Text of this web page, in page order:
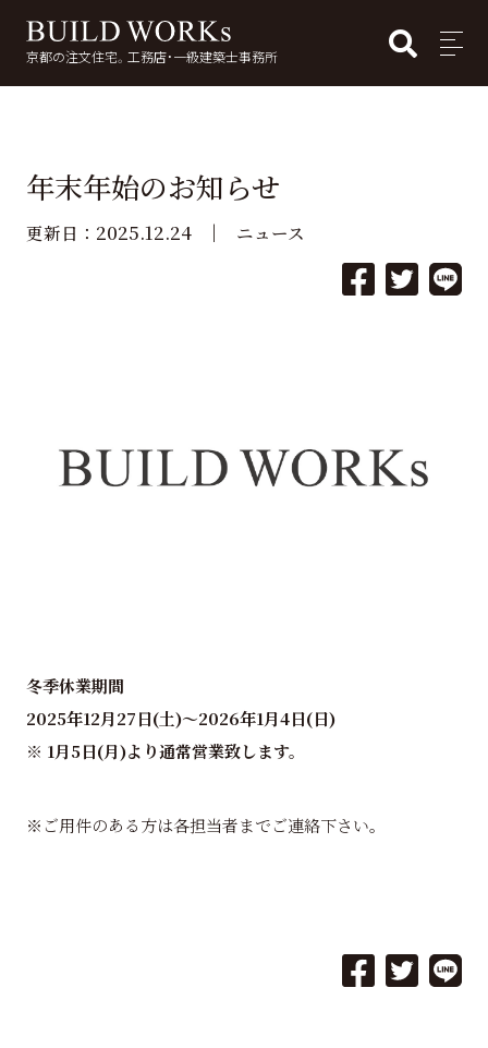
京都の注文住宅。工務店・一級建築士事務所 MENU
年末年始のお知らせ
更新日： 2025.12.24 ニュース
冬季休業期間
2025年12月27日(土)～2026年1月4日(日)
※ 1月5日(月)より通常営業致します。
※ご用件のある方は各担当者までご連絡下さい。